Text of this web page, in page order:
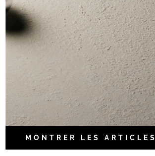
MONTRER LES ARTICLES